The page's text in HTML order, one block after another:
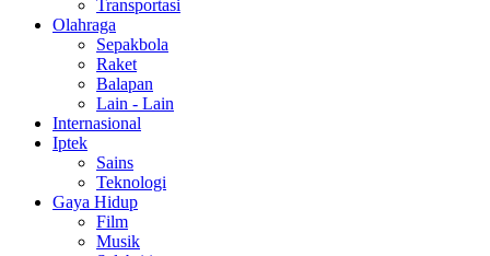
Transportasi
Olahraga
Sepakbola
Raket
Balapan
Lain - Lain
Internasional
Iptek
Sains
Teknologi
Gaya Hidup
Film
Musik